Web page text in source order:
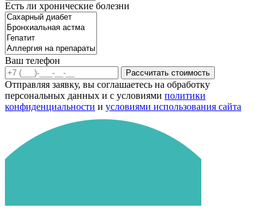
Есть ли хронические болезни
Ваш телефон
Рассчитать стоимость
Отправляя заявку, вы соглашаетесь на обработку
персональных данных и с условиями политики
конфиденциальности и условиями использования сайта